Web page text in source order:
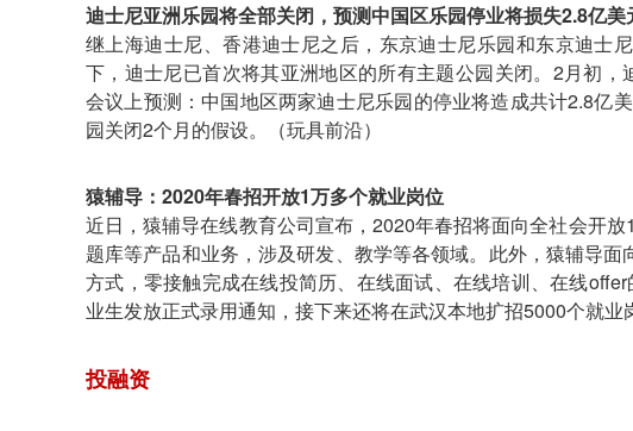
迪士尼亚洲乐园将全部关闭，预测中国区乐园停业将损失2.8亿美
继上海迪士尼、香港迪士尼之后，东京迪士尼乐园和东京迪士
下，迪士尼已首次将其亚洲地区的所有主题公园关闭。2月初
会议上预测：中国地区两家迪士尼乐园的停业将造成共计2.8亿
园关闭2个月的假设。（玩具前沿）
猿辅导：2020年春招开放1万多个就业岗位
近日，猿辅导在线教育公司宣布，2020年春招将面向全社会开
题库等产品和业务，涉及研发、教学等各领域。此外，猿辅导面
方式，零接触完成在线投简历、在线面试、在线培训、在线
业生发放正式录用通知，接下来还将在武汉本地扩招5000个就业
投融资